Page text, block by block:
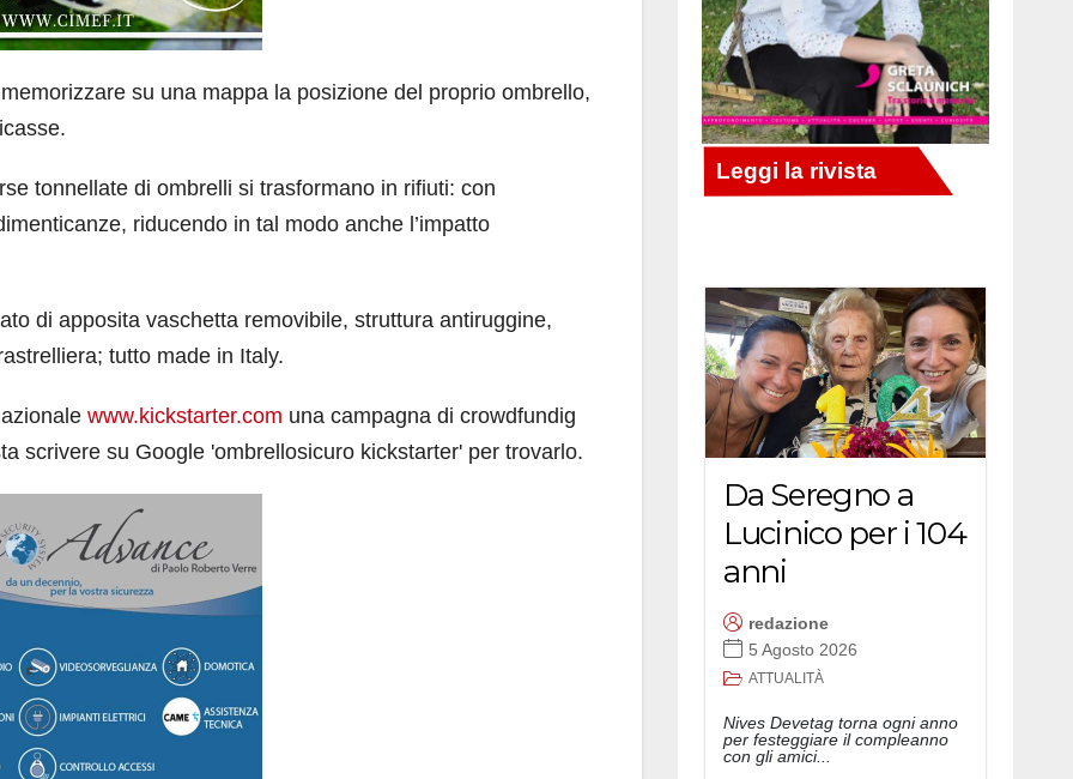
su una mappa la posizione del proprio ombrello,
tonnellate di ombrelli si trasformano in rifiuti: con
riducendo in tal modo anche l’impatto
di apposita vaschetta removibile, struttura antiruggine,
tutto made in Italy.
www.kickstarter.com una campagna di crowdfundig
scrivere su Google 'ombrellosicuro kickstarter' per trovarlo.
Da Seregno a
Lucinico per i 104
anni
redazione
5 Agosto 2026
ATTUALITÀ
Nives Devetag torna ogni anno
per festeggiare il compleanno
con gli amici...